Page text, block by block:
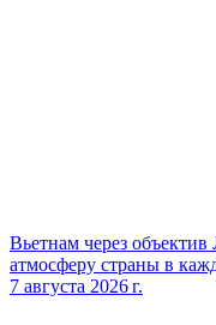
Вьетнам через
атмосферу страны в
7 августа 2026 г.